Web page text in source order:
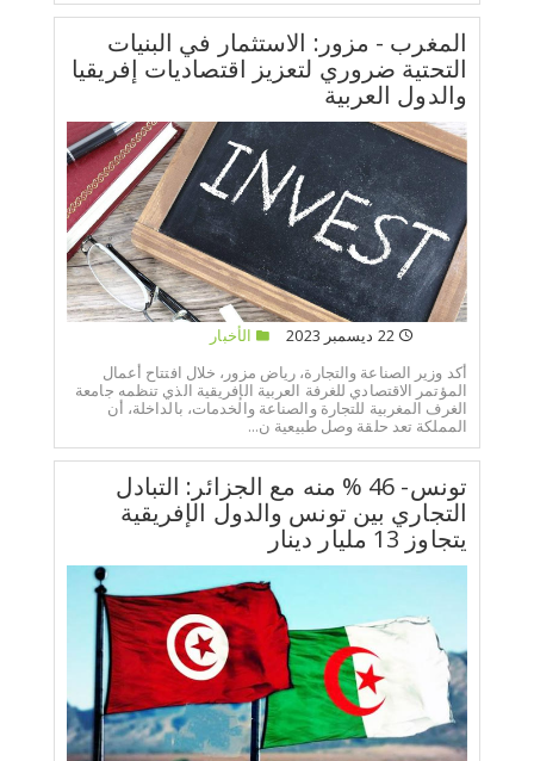
المغرب - مزور: الاستثمار في البنيات
التحتية ضروري لتعزيز اقتصاديات إفريقيا
والدول العربية
22 ديسمبر 2023
الأخبار
أكد وزير الصناعة والتجارة، رياض مزور، خلال افتتاح أعمال
المؤتمر الاقتصادي للغرفة العربية الإفريقية الذي تنظمه جامعة
الغرف المغربية للتجارة والصناعة والخدمات، بالداخلة، أن
المملكة تعد حلقة وصل طبيعية ن...
تونس- 46 % منه مع الجزائر: التبادل
التجاري بين تونس والدول الإفريقية
يتجاوز 13 مليار دينار